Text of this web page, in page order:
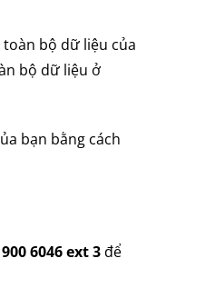
bộ dữ liệu của
bộ dữ liệu ở
bạn bằng cách
6046 ext 3để